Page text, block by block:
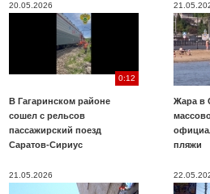
20.05.2026
0:12
В Гагаринском районе
сошел с рельсов
пассажирский поезд
Саратов-Сириус
Жара в
пляжи
21.05.2026